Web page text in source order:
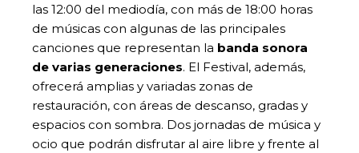
las 12:00 del mediodía, con más de 18:00 horas
de músicas con algunas de las principales
canciones que representan la banda sonora
de varias generaciones. El Festival, además,
ofrecerá amplias y variadas zonas de
restauración, con áreas de descanso, gradas y
espacios con sombra. Dos jornadas de música y
ocio que podrán disfrutar al aire libre y frente al